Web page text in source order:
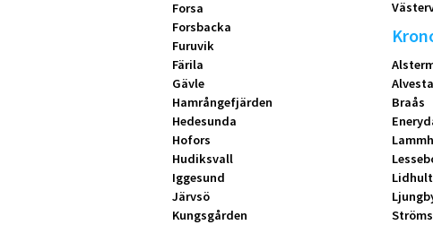
Forsa
Forsbacka
Furuvik
Färila
Gävle
Hamrångefjärden
Hedesunda
Hofors
Hudiksvall
Iggesund
Järvsö
Kungsgården
Alvesta
Braås
Lidhult